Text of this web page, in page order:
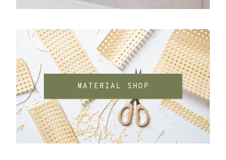
MATERIAL SHOP